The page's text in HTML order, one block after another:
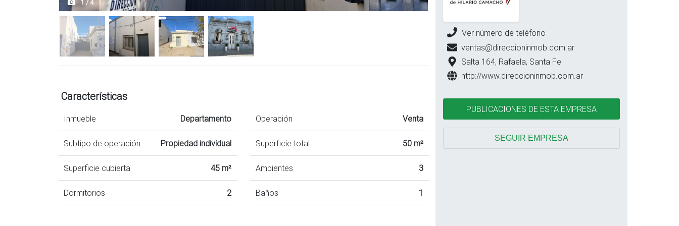
1 / 4
Características
Inmueble Departamento
Subtipo de operación Propiedad individual
Superficie cubierta 45 m²
Dormitorios 2
Operación Venta
Superficie total 50 m²
Ambientes 3
Baños 1
Ver número de teléfono
ventas@direccioninmob.com.ar
Salta 164, Rafaela, Santa Fe
http://www.direccioninmob.com.ar
PUBLICACIONES DE ESTA EMPRESA
SEGUIR EMPRESA